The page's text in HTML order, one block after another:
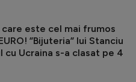
care este cel mai frumos
”Bijuteria” lui Stanciu
cu Ucraina s-a clasat pe 4